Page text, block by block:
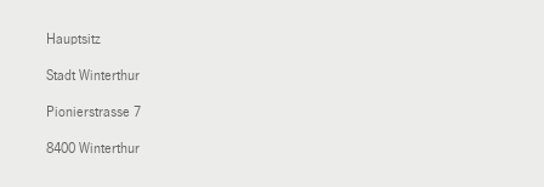
Hauptsitz
Stadt Winterthur
Pionierstrasse 7
8400 Winterthur